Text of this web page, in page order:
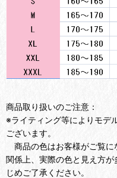
商品取り扱いのご注意：
※ライティング等によりモデ
ございます。
商品の色はお客様がご覧に
関係上、実際の色と見え方
じめご了承ください。